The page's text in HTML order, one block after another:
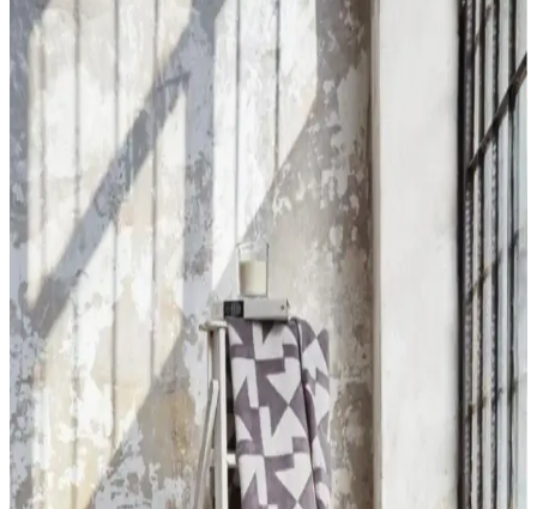
Venucci Quincey Bukleli Yumuşak Peluş Post Halı
Modern İç Mekan Dekorasyonu İçin
Venucci Quincey halı, yumuşak dokusu ve dayanıklı yapısıyla iç
mekanlara şıklık ve konfor katar. Kolay temizlenebilir özellikleriyle
pratik kullanım sağlar.
Zeynep Tekstil Penguen Nakışlı Kapşonlu Wellsoft
Peluş Bornoz İnceleme ve Kullanıcı Yorumları
Penguen nakışlı kapşonlu wellsoft bornoz, yüksek sıcak tutma
özelliği ve şık tasarımıyla evde rahatlık ve estetiği bir arada sunar.
Kaliteli malzeme ve kullanışlı tasarımıyla soğuk havalara ideal bir
tercih.
Madame Coco Peluş Halı: Yumuşak Dokusu ve
Dekorasyonda Estetik Çözümler
Madame Coco peluş halılar, yumuşak dokusu ve çeşitli renk
seçenekleriyle ev dekorasyonunda konfor ve estetik sunar. Uzun
ömürlü ve kolay temizlenebilir yapısıyla yaşam alanlarınıza sıcaklık
katar.